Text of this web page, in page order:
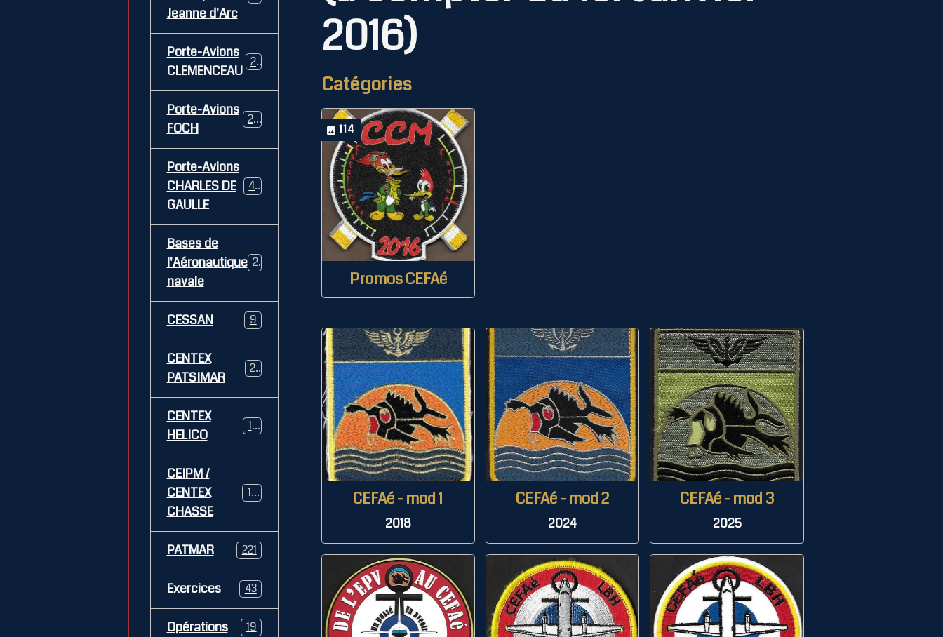
2016)
Catégories
114
Promos CEFAé
CEFAé - mod 1
2018
CEFAé - mod 2
2024
CEFAé - mod 3
2025
Jeanne d'Arc
Porte-Avions
CLEMENCEAU
26
Porte-Avions
FOCH
29
Porte-Avions
CHARLES DE
GAULLE
469
Bases de
l'Aéronautique
navale
269
CESSAN 9
CENTEX
PATSIMAR
21
CENTEX
HELICO
14
CEIPM /
CENTEX
CHASSE
108
PATMAR 221
Exercices 43
Opérations 19